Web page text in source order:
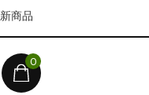
0
新商品